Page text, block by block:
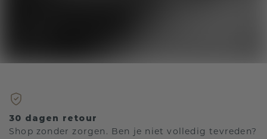
30 dagen retour
Shop zonder zorgen. Ben je niet volledig tevreden?